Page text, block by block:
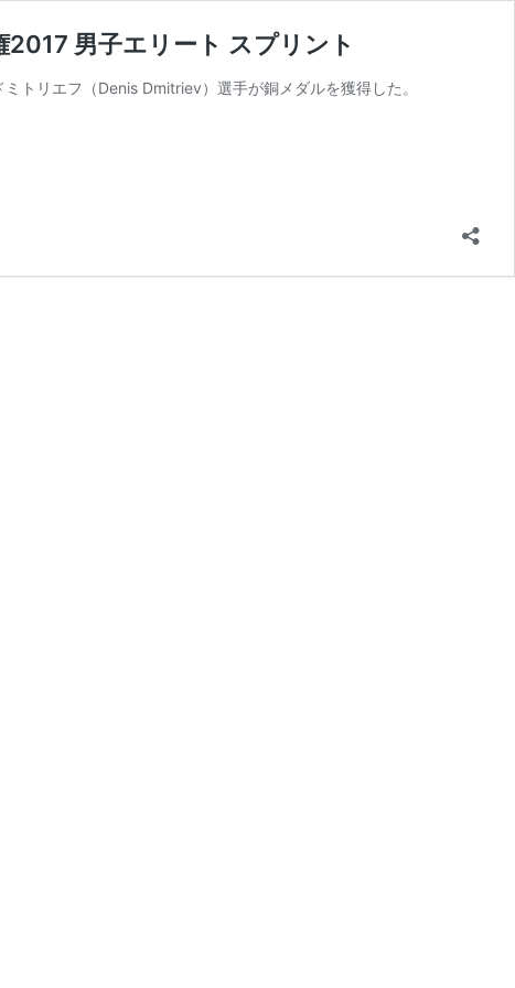
男子エリート スプリント
トリエフ（Denis Dmitriev）選手が銅メダルを獲得した。